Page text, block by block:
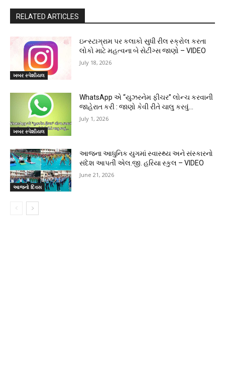
RELATED ARTICLES
ખબર સ્પેશીયલ
ઇન્સ્ટાગ્રામ પર કલાકો સુધી રીલ સ્ક્રોલ કરતા
લોકો માટે મહત્વના બે સેટીંગ્સ જાણો – VIDEO
July 18, 2026
ખબર સ્પેશીયલ
WhatsApp એ “યુઝરનેમ ફીચર” લોન્ચ કરવાની
જાહેરાત કરી : જાણો કેવી રીતે ચાલુ કરવું…
July 1, 2026
આજનો દિવસ
આજના આધુનિક યુગમાં સ્વાસ્થ્ય અને સંસ્કારનો
સંદેશ આપતી એલ.જી. હરિયા સ્કુલ – VIDEO
June 21, 2026